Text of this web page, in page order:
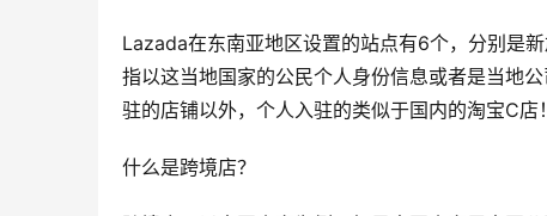
Lazada在东南亚地区设置的站点有6个，分别是
指以这当地国家的公民个人身份信息或者是当地
驻的店铺以外，个人入驻的类似于国内的淘宝C店！
什么是跨境店？